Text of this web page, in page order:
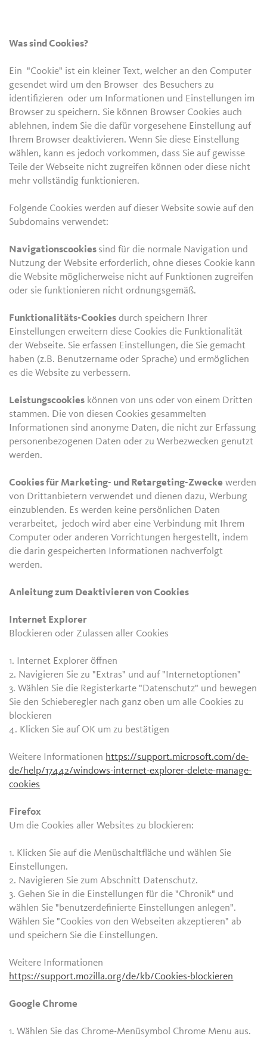
Was sind Cookies?
Ein "Cookie" ist ein kleiner Text, welcher an den Computer
gesendet wird um den Browser des Besuchers zu
identifizieren oder um Informationen und Einstellungen im
Browser zu speichern. Sie können Browser Cookies auch
ablehnen, indem Sie die dafür vorgesehene Einstellung auf
Ihrem Browser deaktivieren. Wenn Sie diese Einstellung
wählen, kann es jedoch vorkommen, dass Sie auf gewisse
Teile der Webseite nicht zugreifen können oder diese nicht
mehr vollständig funktionieren.
Folgende Cookies werden auf dieser Website sowie auf den
Subdomains verwendet:
Navigationscookies sind für die normale Navigation und
Nutzung der Website erforderlich, ohne dieses Cookie kann
die Website möglicherweise nicht auf Funktionen zugreifen
oder sie funktionieren nicht ordnungsgemäß.
Funktionalitäts-Cookies durch speichern Ihrer
Einstellungen erweitern diese Cookies die Funktionalität
der Webseite. Sie erfassen Einstellungen, die Sie gemacht
haben (z.B. Benutzername oder Sprache) und ermöglichen
es die Website zu verbessern.
Leistungscookies können von uns oder von einem Dritten
stammen. Die von diesen Cookies gesammelten
Informationen sind anonyme Daten, die nicht zur Erfassung
personenbezogenen Daten oder zu Werbezwecken genutzt
werden.
Cookies für Marketing- und Retargeting-Zwecke werden
von Drittanbietern verwendet und dienen dazu, Werbung
einzublenden. Es werden keine persönlichen Daten
verarbeitet, jedoch wird aber eine Verbindung mit Ihrem
Computer oder anderen Vorrichtungen hergestellt, indem
die darin gespeicherten Informationen nachverfolgt
werden.
Anleitung zum Deaktivieren von Cookies
Internet Explorer
Blockieren oder Zulassen aller Cookies
1. Internet Explorer öffnen
2. Navigieren Sie zu "Extras" und auf "Internetoptionen"
3. Wählen Sie die Registerkarte "Datenschutz" und bewegen
Sie den Schieberegler nach ganz oben um alle Cookies zu
blockieren
4. Klicken Sie auf OK um zu bestätigen
Weitere Informationen https://support.microsoft.com/de-
de/help/17442/windows-internet-explorer-delete-manage-
cookies
Firefox
Um die Cookies aller Websites zu blockieren:
1. Klicken Sie auf die Menüschaltfläche und wählen Sie
Einstellungen.
2. Navigieren Sie zum Abschnitt Datenschutz.
3. Gehen Sie in die Einstellungen für die "Chronik" und
wählen Sie "benutzerdefinierte Einstellungen anlegen".
Wählen Sie "Cookies von den Webseiten akzeptieren" ab
und speichern Sie die Einstellungen.
Weitere Informationen
https://support.mozilla.org/de/kb/Cookies-blockieren
Google Chrome
1. Wählen Sie das Chrome-Menüsymbol Chrome Menu aus.